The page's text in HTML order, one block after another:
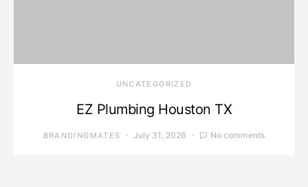
UNCATEGORIZED
EZ Plumbing Houston TX
BRANDINGMATES July 31, 2026 No comments